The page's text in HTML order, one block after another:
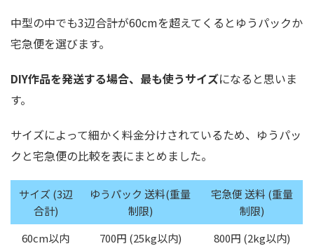
中型の中でも3辺合計が60cmを超えてくるとゆうパックか
宅急便を選びます。
DIY作品を発送する場合、最も使うサイズになると思いま
す。
サイズによって細かく料金分けされているため、ゆうパッ
クと宅急便の比較を表にまとめました。
サイズ (3辺
合計)
ゆうパック 送料(重量
制限)
宅急便 送料 (重量
制限)
60cm以内
700円 (25kg以内)
800円 (2kg以内)